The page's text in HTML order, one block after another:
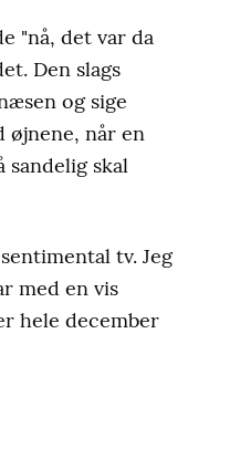
"nå, det var da
Den slags
og sige
øjnene, når en
sandelig skal
tv. Jeg
med en vis
hele december